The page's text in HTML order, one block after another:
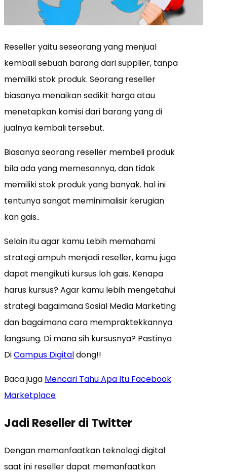
Reseller yaitu seseorang yang menjual
kembali sebuah barang dari supplier, tanpa
memiliki stok produk. Seorang reseller
biasanya menaikan sedikit harga atau
menetapkan komisi dari barang yang di
jualnya kembali tersebut.
Biasanya seorang reseller membeli produk
bila ada yang memesannya, dan tidak
memiliki stok produk yang banyak. hal ini
tentunya sangat meminimalisir kerugian
kan gais..
Selain itu agar kamu Lebih memahami
strategi ampuh menjadi reseller, kamu juga
dapat mengikuti kursus loh gais. Kenapa
harus kursus? Agar kamu lebih mengetahui
strategi bagaimana Sosial Media Marketing
dan bagaimana cara mempraktekkannya
langsung. Di mana sih kursusnya? Pastinya
DiCampus Digitaldong!!
Baca juga Mencari Tahu Apa Itu Facebook
Marketplace
Jadi Reseller di Twitter
Dengan memanfaatkan teknologi digital
saat ini reseller dapat memanfaatkan